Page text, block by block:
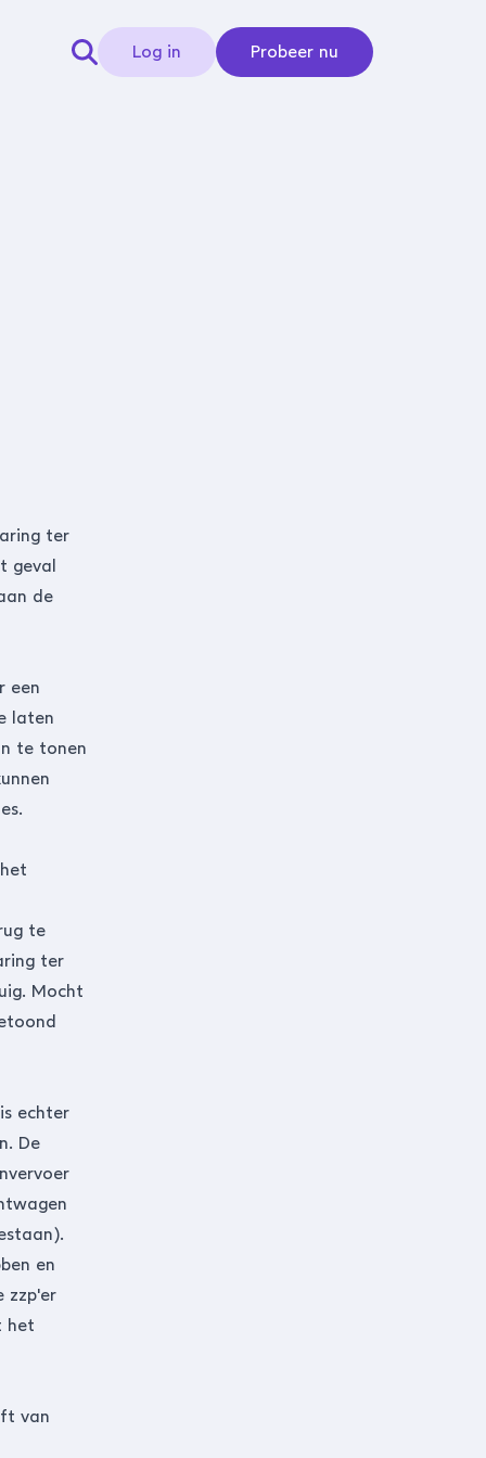
Log in Probeer nu
ter
geval
de
een
laten
te tonen
te
ter
Mocht
echter
De
en
zzp'er
het
van